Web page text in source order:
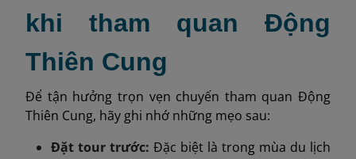
khi tham quan Động
Thiên Cung
Để tận hưởng trọn vẹn chuyến tham quan Động
Thiên Cung, hãy ghi nhớ những mẹo sau:
Đặt tour trước: Đặc biệt là trong mùa du lịch